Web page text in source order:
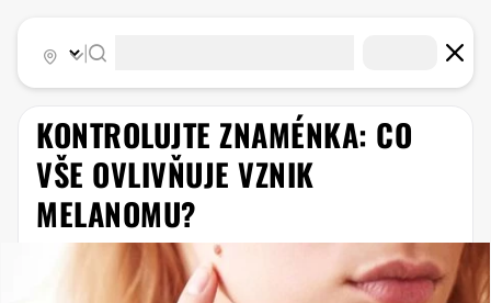
KONTROLUJTE ZNAMÉNKA: CO
VŠE OVLIVŇUJE VZNIK
MELANOMU?